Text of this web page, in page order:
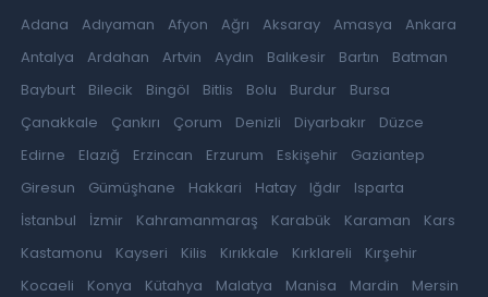
Adana Adıyaman Afyon Ağrı Aksaray Amasya
Ankara
Antalya
Ardahan Artvin Aydın Balıkesir Bartın
Batman
Bayburt
Bilecik Bingöl Bitlis Bolu Burdur
Bursa
Çanakkale
Çankırı Çorum Denizli Diyarbakır
Düzce
Edirne
Elazığ Erzincan Erzurum Eskişehir
Gaziantep
Giresun
Gümüşhane Hakkari Hatay Iğdır
Isparta
İstanbul
İzmir Kahramanmaraş Karabük Karaman
Kars
Kastamonu
Kayseri Kilis Kırıkkale Kırklareli
Kırşehir
Kocaeli
Konya Kütahya Malatya Manisa Mardin
Mersin